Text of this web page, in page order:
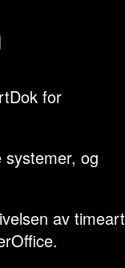
for
og
av timeart